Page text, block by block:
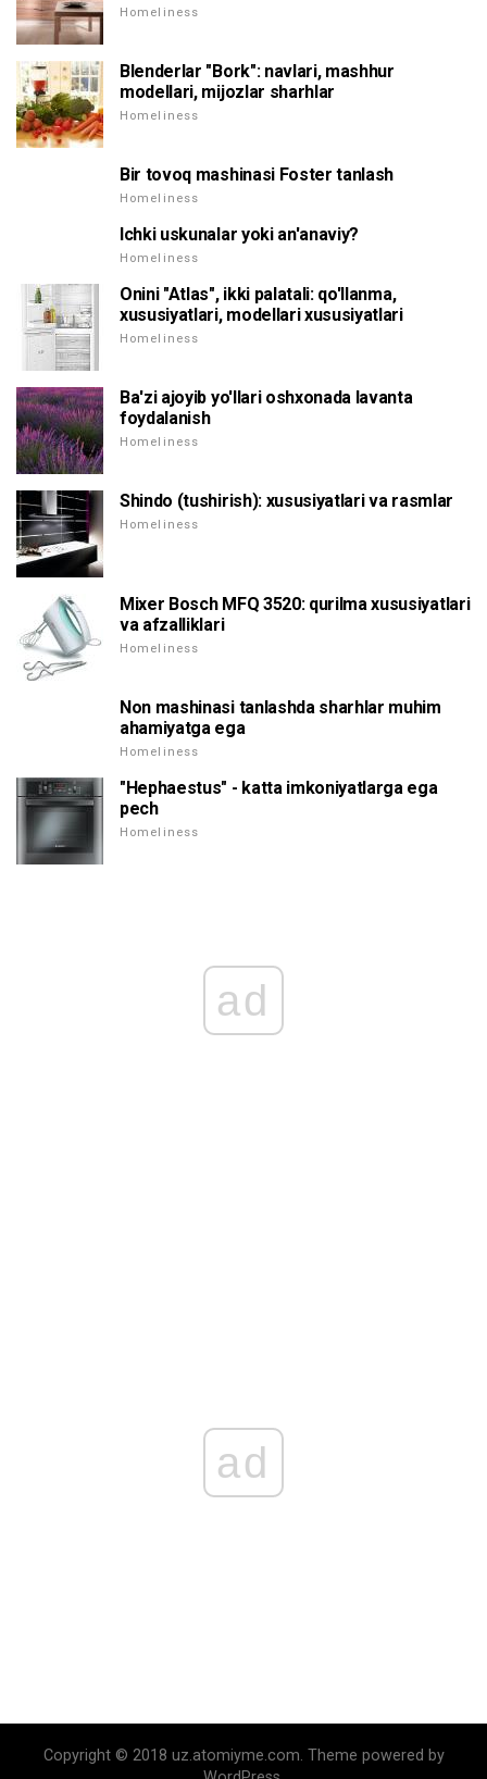
Homeliness
Blenderlar "Bork": navlari, mashhur
modellari, mijozlar sharhlar
Homeliness
Bir tovoq mashinasi Foster tanlash
Homeliness
Ichki uskunalar yoki an'anaviy?
Homeliness
Onini "Atlas", ikki palatali: qo'llanma,
xususiyatlari, modellari xususiyatlari
Homeliness
Ba'zi ajoyib yo'llari oshxonada lavanta
foydalanish
Homeliness
Shindo (tushirish): xususiyatlari va rasmlar
Homeliness
Mixer Bosch MFQ 3520: qurilma xususiyatlari
va afzalliklari
Homeliness
Non mashinasi tanlashda sharhlar muhim
ahamiyatga ega
Homeliness
"Hephaestus" - katta imkoniyatlarga ega
pech
Homeliness
ad
ad
Copyright © 2018 uz.atomiyme.com. Theme powered by